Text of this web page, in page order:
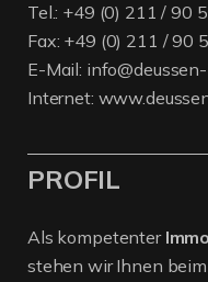
Tel.: +49 (0) 211 / 90
Fax: +49 (0) 211 / 90
E-Mail:
Internet:
PROFIL
Als kompetenter
stehen wir Ihnen